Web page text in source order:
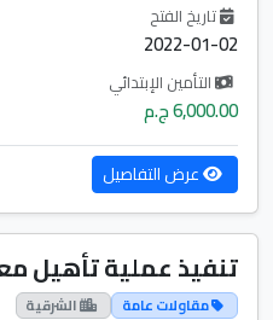
تاريخ الفتح
2022-01-02
التأمين الإبتدائي
6,000.00 ج.م
عرض التفاصيل
تنفيذ عملية
مقاولات عامة الشرقية